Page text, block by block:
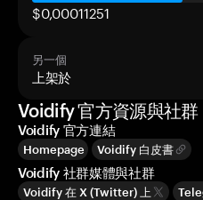
$0,00011251
另一個
上架於
Voidify 官方資源與社群
Voidify 官方連結
Homepage Voidify 白皮書
Voidify 社群媒體與社群
Voidify 在 X (Twitter) 上